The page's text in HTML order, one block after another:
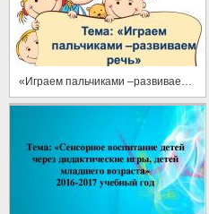
«Играем пальчиками –развиваем речь»